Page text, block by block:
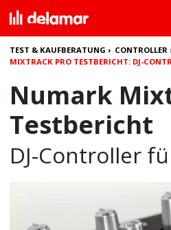
TEST & KAUFBERATUNG › CONTROLLER
MIXTRACK PRO TESTBERICHT: DJ-
Numark
Testbericht
DJ-Controller